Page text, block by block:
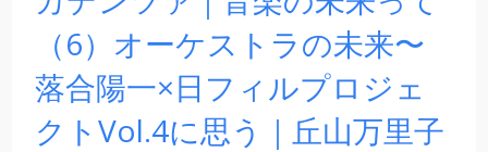
（6）オーケストラの未来〜
落合陽一×日フィルプロジェ
クトVol.4に思う｜丘山万里子